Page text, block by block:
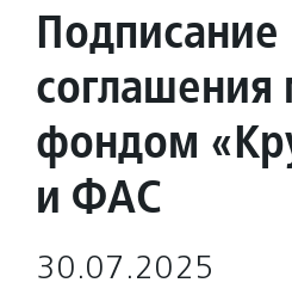
Подписание
фондом
и ФАС
30.07.2025